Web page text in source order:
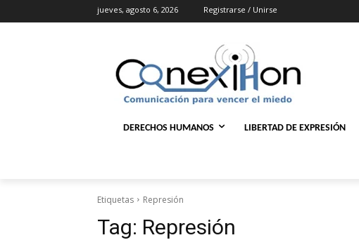
jueves, agosto 6, 2026 Registrarse / Unirse
DERECHOS HUMANOS LIBERTAD DE EXPRESIÓN
Etiquetas Represión
Tag: Represión